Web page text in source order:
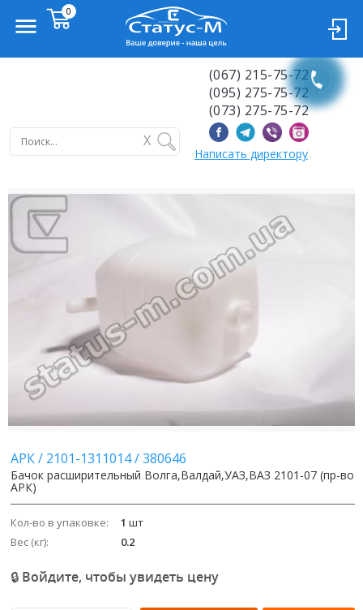
X
(067) 215-75-72
(095) 275-75-72
(073) 275-75-72
Написать директору
АРК/ 2101-1311014/380646
Бачок расширительный Волга,Валдай,УАЗ,ВАЗ 2101-07 (пр-во
АРК)
Кол-во в упаковке: 1 шт
Вес (кг):
0.2
🔒 Войдите, чтобы увидеть цену